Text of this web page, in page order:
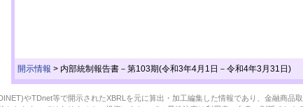
開示情報 > 内部統制報告書－第103期(令和3年4月1日－令和4年3月31日)
やTDnet等で開示されたXBRLを元に算出・加工編集した情報であり、金融商品